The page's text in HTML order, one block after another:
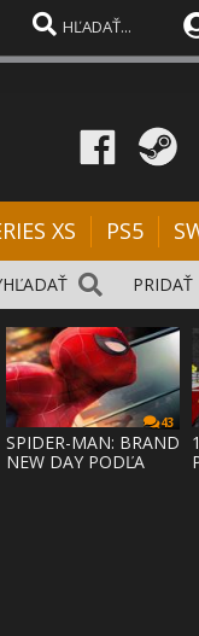
XS PS5
PRIDAŤ
43
SPIDER-MAN: BRAND
NEW DAY PODĽA